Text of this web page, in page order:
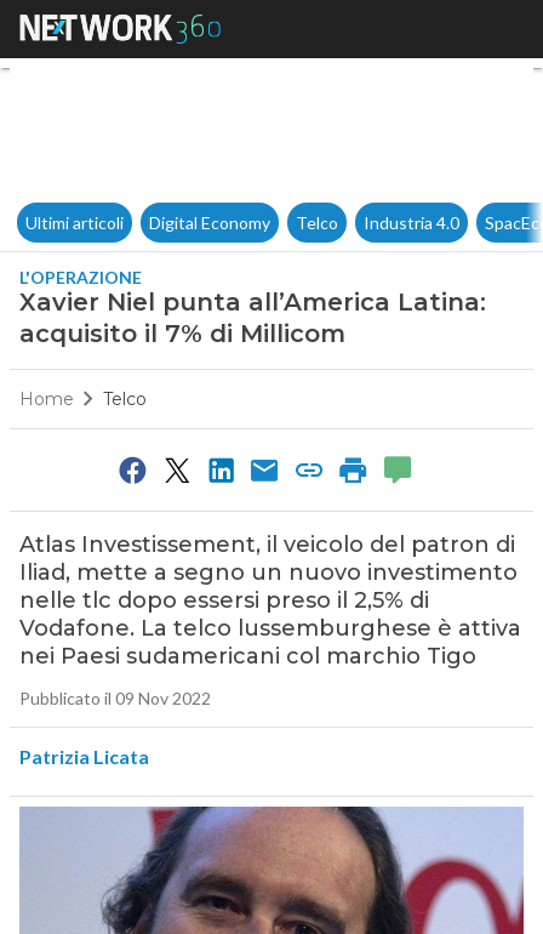
Xavier Niel punta
Ultimi articoli Digital Economy Telco Industria 4.0
L'OPERAZIONE
Xavier Niel punta all’America Latina:
acquisito il 7% di Millicom
Home Telco
Atlas Investissement, il veicolo del patron di
Iliad, mette a segno un nuovo investimento
nelle tlc dopo essersi preso il 2,5% di
Vodafone. La telco lussemburghese è attiva
nei Paesi sudamericani col marchio Tigo
Pubblicato il 09 Nov 2022
Patrizia Licata